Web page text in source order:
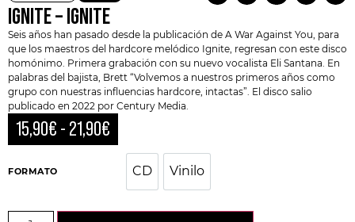
IGNITE – IGNITE
Seis años han pasado desde la publicación de A War Against You, para
que los maestros del hardcore melódico Ignite , regresan con este disco
homónimo. Primera grabación con su nuevo vocalista Eli Santana . En
palabras del bajista, Brett “Volvemos a nuestros primeros años como
grupo con nuestras influencias hardcore, intactas”. El disco salio
publicado en 2022 por Century Media.
15,90€ - 21,90€
FORMATO CD Vinilo